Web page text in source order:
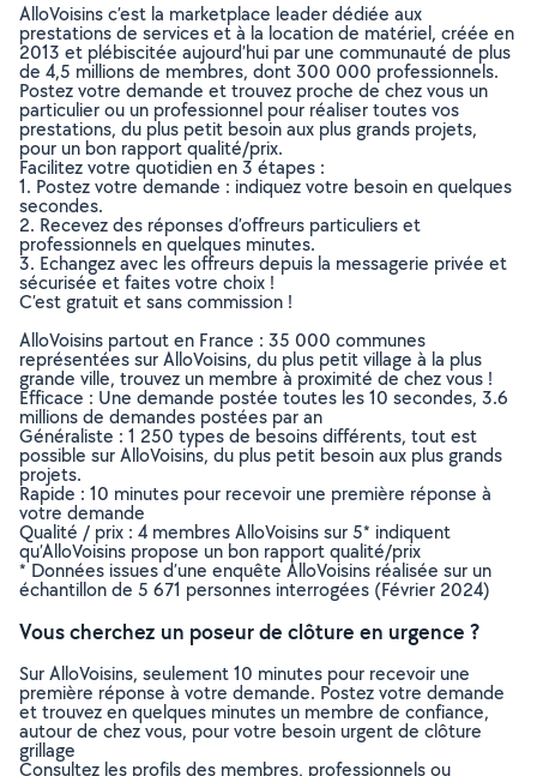
AlloVoisins c’est la marketplace leader dédiée aux
prestations de services et à la location de matériel, créée en
2013 et plébiscitée aujourd’hui par une communauté de plus
de 4,5 millions de membres, dont 300 000 professionnels.
Postez votre demande et trouvez proche de chez vous un
particulier ou un professionnel pour réaliser toutes vos
prestations, du plus petit besoin aux plus grands projets,
pour un bon rapport qualité/prix.
Facilitez votre quotidien en 3 étapes :
1. Postez votre demande : indiquez votre besoin en quelques
secondes.
2. Recevez des réponses d’offreurs particuliers et
professionnels en quelques minutes.
3. Echangez avec les offreurs depuis la messagerie privée et
sécurisée et faites votre choix !
C’est gratuit et sans commission !
AlloVoisins partout en France : 35 000 communes
représentées sur AlloVoisins, du plus petit village à la plus
grande ville, trouvez un membre à proximité de chez vous !
Efficace : Une demande postée toutes les 10 secondes, 3.6
millions de demandes postées par an
Généraliste : 1 250 types de besoins différents, tout est
possible sur AlloVoisins, du plus petit besoin aux plus grands
projets.
Rapide : 10 minutes pour recevoir une première réponse à
votre demande
Qualité / prix : 4 membres AlloVoisins sur 5* indiquent
qu’AlloVoisins propose un bon rapport qualité/prix
* Données issues d’une enquête AlloVoisins réalisée sur un
échantillon de 5 671 personnes interrogées (Février 2024)
Vous cherchez un poseur de clôture en urgence ?
Sur AlloVoisins, seulement 10 minutes pour recevoir une
première réponse à votre demande. Postez votre demande
et trouvez en quelques minutes un membre de confiance,
autour de chez vous, pour votre besoin urgent de clôture
grillage
Consultez les profils des membres, professionnels ou